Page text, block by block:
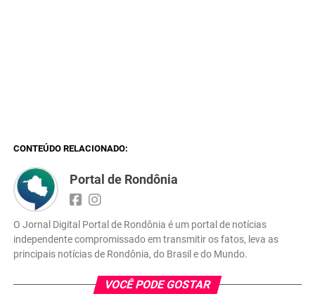
CONTEÚDO RELACIONADO:
Portal de Rondônia
O Jornal Digital Portal de Rondônia é um portal de notícias
independente compromissado em transmitir os fatos, leva as
principais notícias de Rondônia, do Brasil e do Mundo.
VOCÊ PODE GOSTAR